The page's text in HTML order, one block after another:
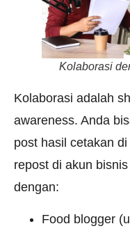
Kolaborasi
Kolaborasi adalah
awareness. Anda
post hasil cetakan
repost di akun
dengan:
Food blogger